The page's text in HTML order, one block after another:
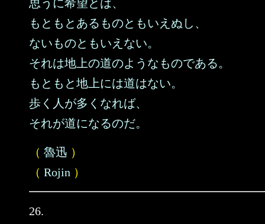
思うに希望とは、
もともとあるものともいえぬし、
ないものともいえない。
それは地上の道のようなものである。
もともと地上には道はない。
歩く人が多くなれば、
それが道になるのだ。
（ 魯迅 ）
（ Rojin ）
26.